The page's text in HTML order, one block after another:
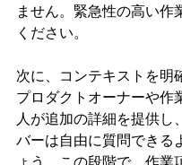
ません。緊急性の高い作
ください。
次に、コンテキストを明
プロダクトオーナーや作
人が追加の詳細を提供し
バーは自由に質問できる